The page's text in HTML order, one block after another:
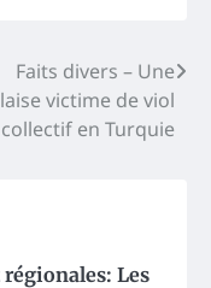
Faits divers – Une
victime de viol
collectif en Turquie
Les